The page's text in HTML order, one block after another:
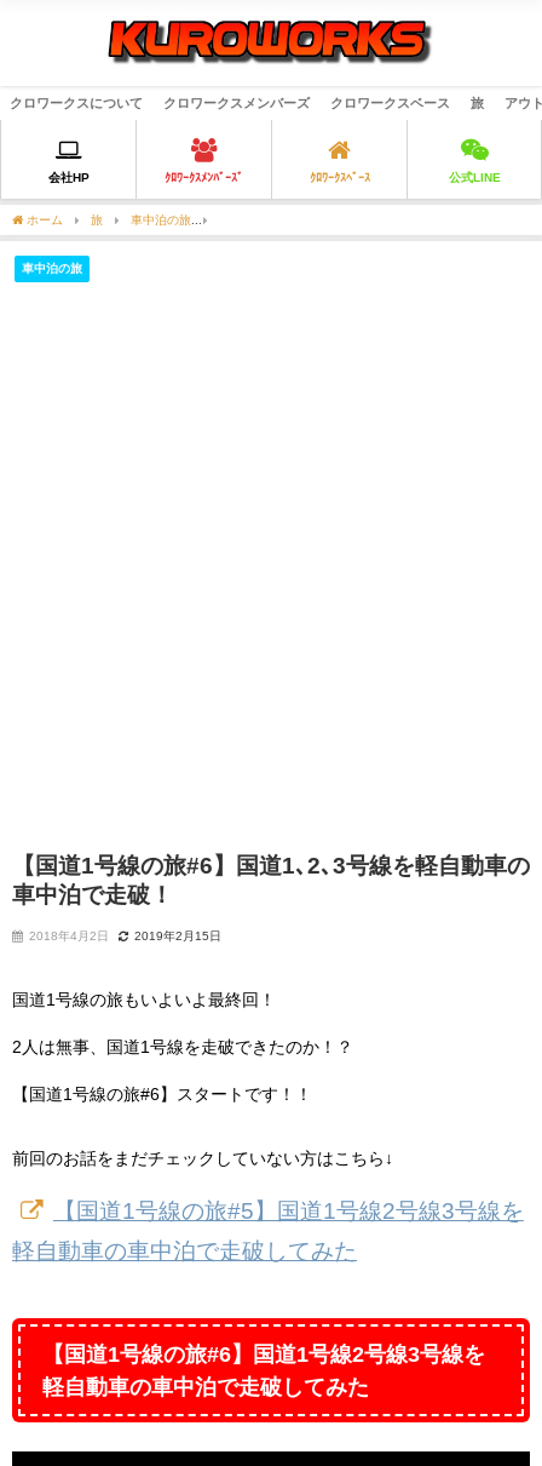
クロワークスについて クロワークスメンバーズ クロワークスベース 旅 アウ
会社HP ｸﾛﾜｰｸｽﾒﾝﾊﾞｰｽﾞ ｸﾛﾜｰｸｽﾍﾞｰｽ 公式LINE
ホーム 旅 車中泊の旅
車中泊の旅
【国道1号線の旅#6】国道1､2､3号線を軽自動車の
車中泊で走破！
2018年4月2日 2019年2月15日
国道1号線の旅もいよいよ最終回！
2人は無事、国道1号線を走破できたのか！？
【国道1号線の旅#6】スタートです！！
前回のお話をまだチェックしていない方はこちら↓
【国道1号線の旅#5】国道1号線2号線3号線を
軽自動車の車中泊で走破してみた
【国道1号線の旅#6】国道1号線2号線3号線を
軽自動車の車中泊で走破してみた